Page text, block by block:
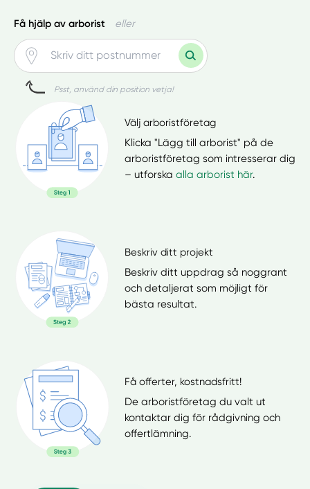
Få hjälp av arborist eller
Psst, använd din position vetja!
Välj arboristföretag
Klicka "Lägg till arborist" på de
arboristföretag som intresserar dig
– utforskaalla arborist här.
Beskriv ditt projekt
Beskriv ditt uppdrag så noggrant
och detaljerat som möjligt för
bästa resultat.
Få offerter, kostnadsfritt!
De arboristföretag du valt ut
kontaktar dig för rådgivning och
offertlämning.